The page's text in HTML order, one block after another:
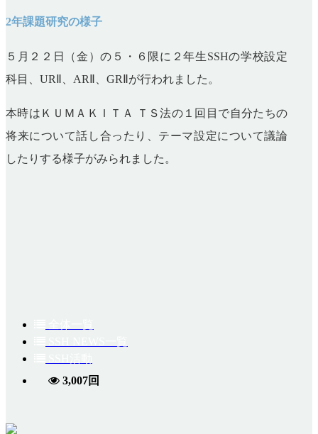
2年課題研究の様子
５月２２日（金）の５・６限に２年生SSHの学校設定
科目、URⅡ、ARⅡ、GRⅡが行われました。
本時はＫＵＭＡＫＩＴＡ ＴＳ法の１回目で自分たちの
将来について話し合ったり、テーマ設定について議論
したりする様子がみられました。
3,007回